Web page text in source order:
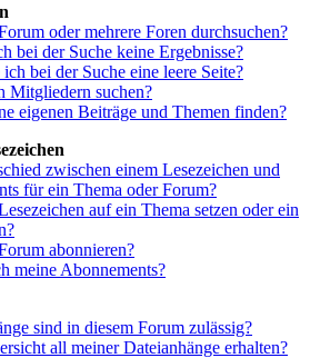
oder mehrere Foren durchsuchen?
bei der Suche keine Ergebnisse?
bei der Suche eine leere Seite?
Mitgliedern suchen?
eigenen Beiträge und Themen finden?
zwischen einem Lesezeichen und
für ein Thema oder Forum?
auf ein Thema setzen oder ein
abonnieren?
meine Abonnements?
sind in diesem Forum zulässig?
all meiner Dateianhänge erhalten?